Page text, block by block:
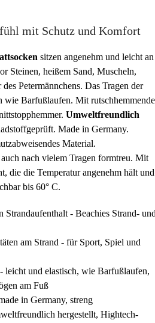
mit Schutz und Komfort
sitzen angenehm und leicht an
Steinen, heißem Sand, Muscheln,
Petermännchens. Das Tragen der
wie Barfußlaufen. Mit
Umweltfreundlich
Made in Germany.
Material.
nach vielem Tragen formtreu. Mit
die die Temperatur angenehm hält und
bis 60° C.
Strandaufenthalt - Beachies Strand-
am Strand - für Sport, Spiel und
leicht und elastisch, wie Barfußlaufen,
am Fuß
in Germany, streng
hergestellt, Hightech-